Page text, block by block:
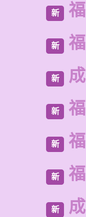
新
新
新
新
新
新
新